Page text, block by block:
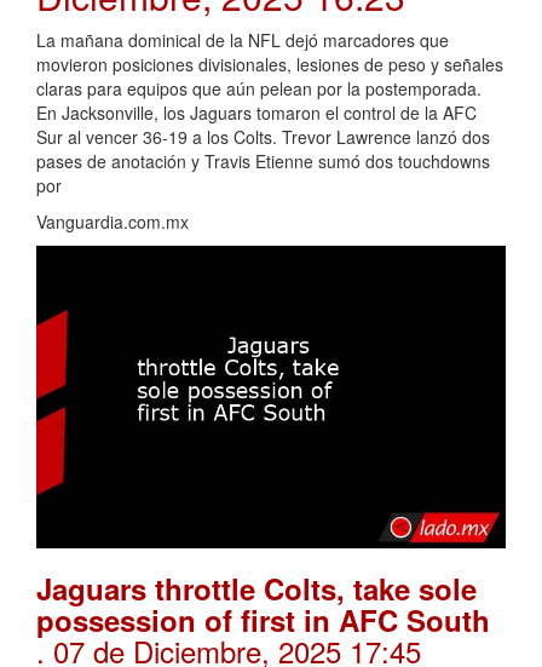
La mañana dominical de la NFL dejó marcadores que
movieron posiciones divisionales, lesiones de peso y señales
claras para equipos que aún pelean por la postemporada.
En Jacksonville, los Jaguars tomaron el control de la AFC
Sur al vencer 36-19 a los Colts. Trevor Lawrence lanzó dos
pases de anotación y Travis Etienne sumó dos touchdowns
por
Vanguardia.com.mx
Jaguars throttle Colts, take sole
possession of first in AFC South
. 07 de Diciembre, 2025 17:45